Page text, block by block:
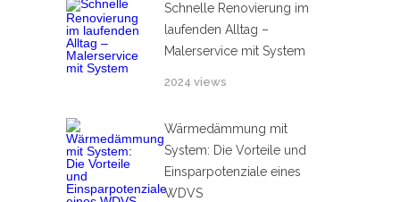
Schnelle Renovierung im
laufenden Alltag –
Malerservice mit System
2024 views
Wärmedämmung mit
System: Die Vorteile und
Einsparpotenziale eines
WDVS